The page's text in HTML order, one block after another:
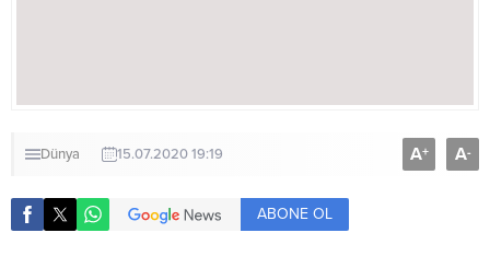
Dünya 15.07.2020 19:19 A+ A-
ABONE OL